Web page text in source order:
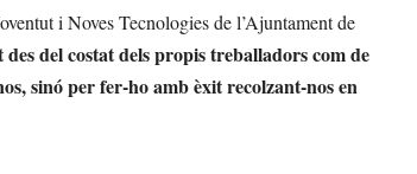
i Noves Tecnologies de l’Ajuntament de
del costat dels propis treballadors com de
sinó per fer-ho amb èxit recolzant-nos en